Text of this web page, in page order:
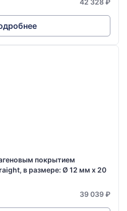
42 328 ₽
покрытием
в размере: Ø 12 мм х 20
39 039 ₽